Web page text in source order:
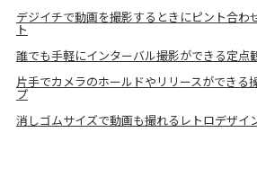
デジイチで動画を撮影するときにピント合わ
ト
誰でも手軽にインターバル撮影ができる定点
片手でカメラのホールドやリリースができる
プ
消しゴムサイズで動画も撮れるレトロデザイ